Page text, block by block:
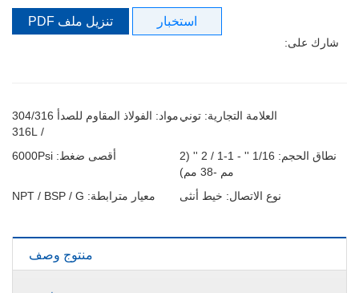
استخبار تنزيل ملف PDF
شارك على:
العلامة التجارية: توني
مواد: الفولاذ المقاوم للصدأ 304/316
/ 316L
نطاق الحجم: 1/16 '' - 1-1 / 2 '' (2
مم -38 مم)
أقصى ضغط: 6000Psi
نوع الاتصال: خيط أنثى معيار مترابطة: NPT / BSP / G
منتوج وصف